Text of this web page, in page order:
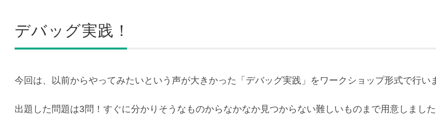
デバッグ実践！
今回は、以前からやってみたいという声が大きかった「デバッグ実践」をワークショップ形式で行い
出題した問題は3問！すぐに分かりそうなものからなかなか見つからない難しいものまで用意しまし